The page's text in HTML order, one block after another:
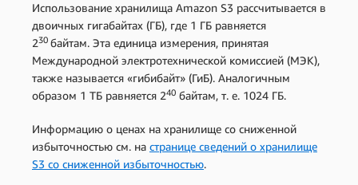
Использование хранилища Amazon S3 рассчитывается в
двоичных гигабайтах (ГБ), где 1 ГБ равняется
230 байтам. Эта единица измерения, принятая
Международной электротехнической комиссией (МЭК),
также называется «гибибайт» (ГиБ). Аналогичным
образом 1 ТБ равняется 240 байтам, т. е. 1024 ГБ.
Информацию о ценах на хранилище со сниженной
избыточностью см. на странице сведений о хранилище
S3 со сниженной избыточностью.